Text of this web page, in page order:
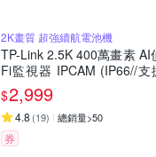
2K畫質 超強續航電池機
TP-Link 2.5K 400萬畫素 AI
Fi監視器 IPCAM (IP66//支
5)
$2,999
4.8 (19) 總銷量>50
券